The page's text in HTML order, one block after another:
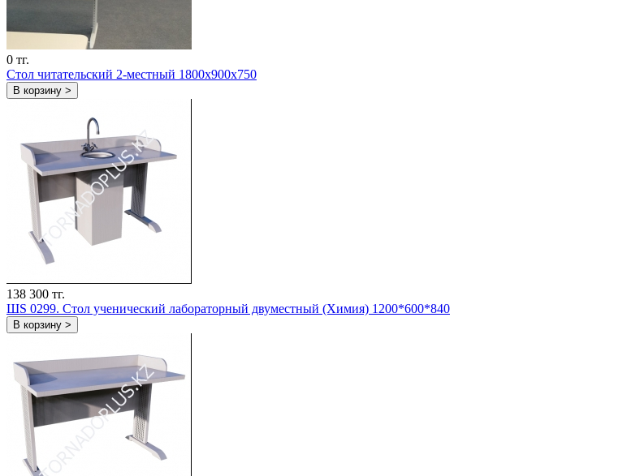
0 тг.
Стол читательский 2-местный 1800х900х750
В корзину >
138 300 тг.
ШS 0299. Стол ученический лабораторный двуместный (Химия) 1200*600*840
В корзину >